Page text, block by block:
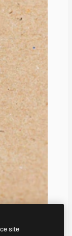
site